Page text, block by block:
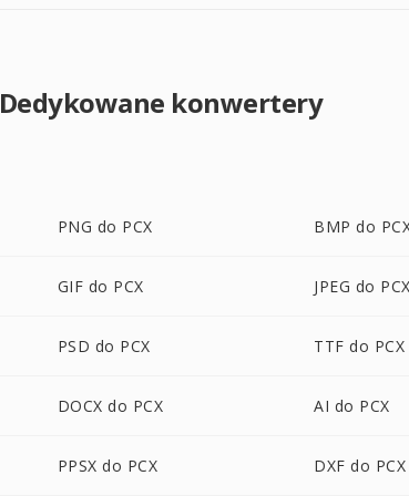
Dedykowane konwertery
PNG do PCX BMP do
GIF do PCX JPEG do
PSD do PCX TTF do PCX
DOCX do PCX AI do PCX
PPSX do PCX DXF do PCX